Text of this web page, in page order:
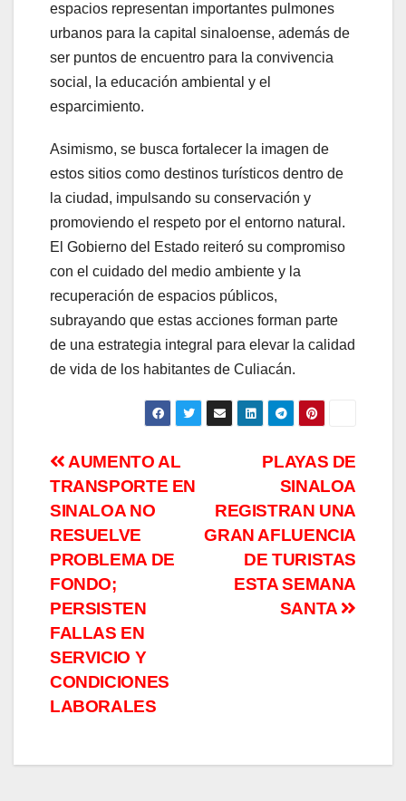
espacios representan importantes pulmones
urbanos para la capital sinaloense, además de
ser puntos de encuentro para la convivencia
social, la educación ambiental y el
esparcimiento.
Asimismo, se busca fortalecer la imagen de
estos sitios como destinos turísticos dentro de
la ciudad, impulsando su conservación y
promoviendo el respeto por el entorno natural.
El Gobierno del Estado reiteró su compromiso
con el cuidado del medio ambiente y la
recuperación de espacios públicos,
subrayando que estas acciones forman parte
de una estrategia integral para elevar la calidad
de vida de los habitantes de Culiacán.
Navegación
de
entradas
PLAYAS DE
SINALOA
REGISTRAN UNA
GRAN AFLUENCIA
DE TURISTAS
ESTA SEMANA
SANTA
AUMENTO AL
TRANSPORTE EN
SINALOA NO
RESUELVE
PROBLEMA DE
FONDO;
PERSISTEN
FALLAS EN
SERVICIO Y
CONDICIONES
LABORALES